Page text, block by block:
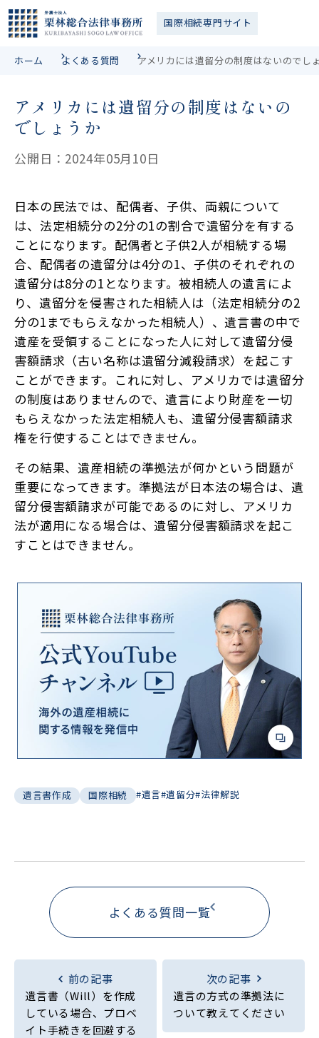
国際相続専門サイト
ホーム よくある質問 アメリカには遺留分の制度はないのでし
アメリカには遺留分の制度はないの
でしょうか
公開日：2024年05月10日
日本の民法では、配偶者、子供、両親について
は、法定相続分の2分の1の割合で遺留分を有する
ことになります。配偶者と子供2人が相続する場
合、配偶者の遺留分は4分の1、子供のそれぞれの
遺留分は8分の1となります。被相続人の遺言によ
り、遺留分を侵害された相続人は（法定相続分の2
分の1までもらえなかった相続人）、遺言書の中で
遺産を受領することになった人に対して遺留分侵
害額請求（古い名称は遺留分減殺請求）を起こす
ことができます。これに対し、アメリカでは遺留分
の制度はありませんので、遺言により財産を一切
もらえなかった法定相続人も、遺留分侵害額請求
権を行使することはできません。
その結果、遺産相続の準拠法が何かという問題が
重要になってきます。準拠法が日本法の場合は、遺
留分侵害額請求が可能であるのに対し、アメリカ
法が適用になる場合は、遺留分侵害額請求を起こ
すことはできません。
遺言書作成 国際相続 #遺言#遺留分#法律解説
よくある質問一覧
前の記事
遺言書（Will）を作成
している場合、プロベ
イト手続きを回避する
次の記事
遺言の方式の準拠法に
ついて教えてください